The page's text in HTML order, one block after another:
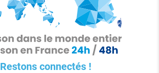
Restons connectés !